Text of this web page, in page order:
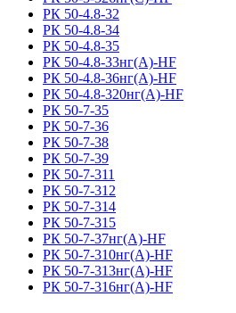
РК 50-4.8-32
РК 50-4.8-34
РК 50-4.8-35
РК 50-4.8-33нг(A)-HF
РК 50-4.8-36нг(A)-HF
РК 50-4.8-320нг(A)-HF
РК 50-7-35
РК 50-7-36
РК 50-7-38
РК 50-7-39
РК 50-7-311
РК 50-7-312
РК 50-7-314
РК 50-7-315
РК 50-7-37нг(A)-HF
РК 50-7-310нг(A)-HF
РК 50-7-313нг(A)-HF
РК 50-7-316нг(A)-HF